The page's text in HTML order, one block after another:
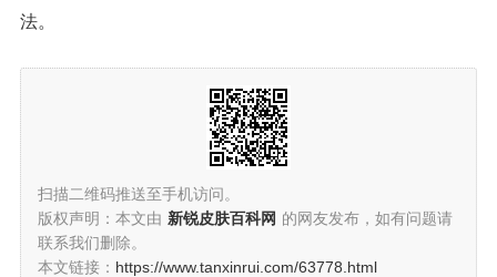
法。
扫描二维码推送至手机访问。
版权声明：本文由 新锐皮肤百科网 的网友发布，如有问题请
联系我们删除。
本文链接： https://www.tanxinrui.com/63778.html